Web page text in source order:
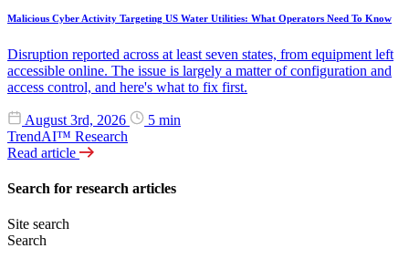
Malicious Cyber Activity Targeting US Water Utilities: What Operators Need To Know
Disruption reported across at least seven states, from equipment left
accessible online. The issue is largely a matter of configuration and
access control, and here's what to fix first.
August 3rd, 2026
5 min
TrendAI™ Research
Read article
Search for research articles
Site search
Search